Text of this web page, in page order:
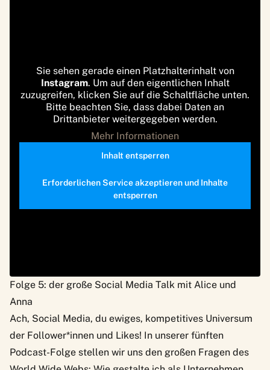
Sie sehen gerade einen Platzhalterinhalt von
Instagram. Um auf den eigentlichen Inhalt
zuzugreifen, klicken Sie auf die Schaltfläche unten.
Bitte beachten Sie, dass dabei Daten an
Drittanbieter weitergegeben werden.
Mehr Informationen
Inhalt entsperren
Erforderlichen Service akzeptieren und Inhalte
entsperren
Folge 5: der große Social Media Talk mit Alice und
Anna
Ach, Social Media, du ewiges, kompetitives Universum
der Follower*innen und Likes! In unserer fünften
Podcast-Folge stellen wir uns den großen Fragen des